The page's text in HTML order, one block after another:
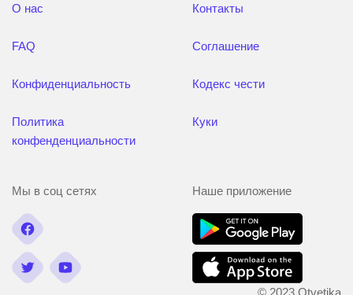
О нас
FAQ
Конфиденциальность
Политика
конфенденциальности
Контакты
Соглашение
Кодекс чести
Куки
Мы в соц сетях Наше приложение
© 2023 Otvetika